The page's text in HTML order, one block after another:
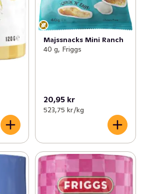
Majssnacks Mini Ranch
40 g, Friggs
20,95 kr
523,75 kr /kg